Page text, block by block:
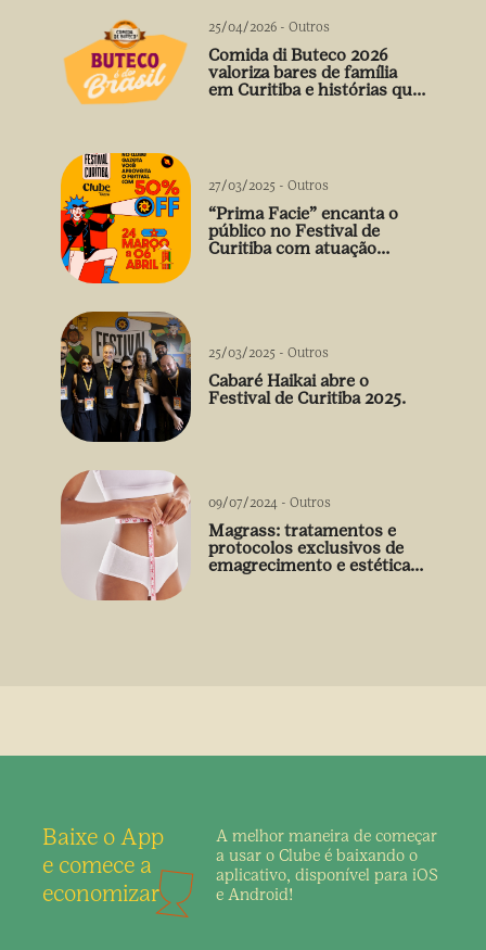
25/04/2026 - Outros
Comida di Buteco 2026
valoriza bares de família
em Curitiba e histórias que
27/03/2025 - Outros
“Prima Facie” encanta o
público no Festival de
Curitiba com atuação
25/03/2025 - Outros
Cabaré Haikai abre o
Festival de Curitiba 2025.
09/07/2024 - Outros
Magrass: tratamentos e
protocolos exclusivos de
emagrecimento e estética
Baixe o App
e comece a
economizar
A melhor maneira de começar
a usar o Clube é baixando o
aplicativo, disponível para iOS
e Android!